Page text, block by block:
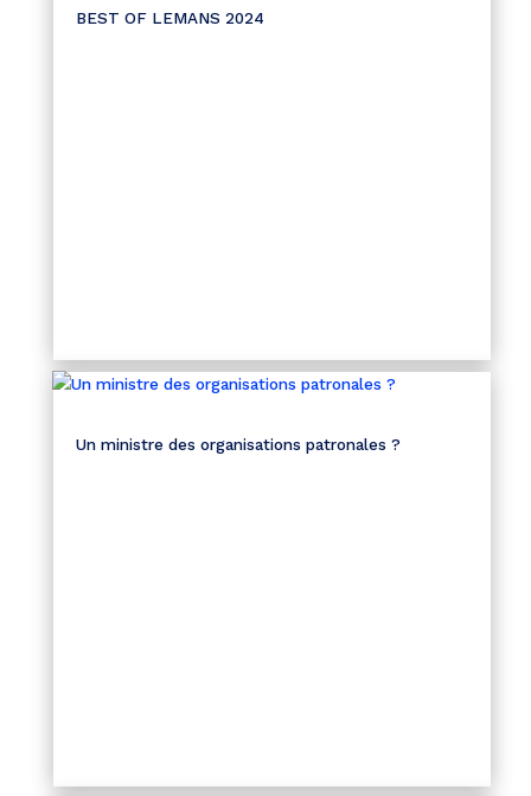
BEST OF LEMANS 2024
Un ministre des organisations patronales ?